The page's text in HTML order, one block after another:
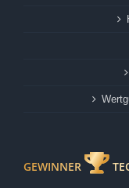
GEWINNER